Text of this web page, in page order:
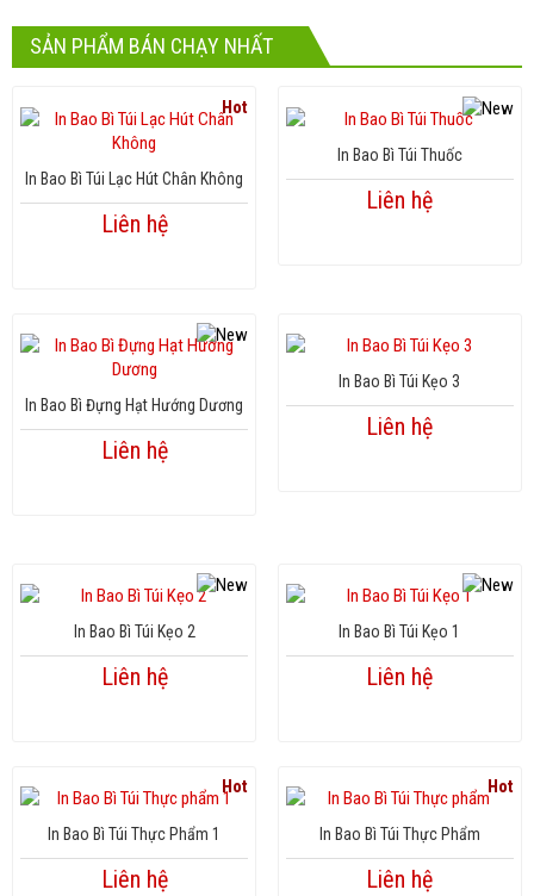
SẢN PHẨM BÁN CHẠY NHẤT
Hot
In Bao Bì Túi Lạc Hút Chân Không
Liên hệ
In Bao Bì Túi Thuốc
Liên hệ
In Bao Bì Đựng Hạt Hướng Dương
Liên hệ
In Bao Bì Túi Kẹo 3
Liên hệ
In Bao Bì Túi Kẹo 2
Liên hệ
In Bao Bì Túi Kẹo 1
Liên hệ
Hot
In Bao Bì Túi Thực Phẩm 1
Liên hệ
Hot
In Bao Bì Túi Thực Phẩm
Liên hệ